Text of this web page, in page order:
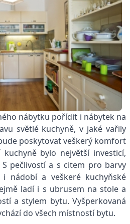
nábytku pořídit i nábytek na
světlé kuchyně, v jaké vařily
poskytovat veškerý komfort
bylo největší investicí,
pečlivostí a s citem pro barvy
nádobí a veškeré kuchyňské
ladí i s ubrusem na stole a
a stylem bytu. Vyšperkovaná
do všech místností bytu.